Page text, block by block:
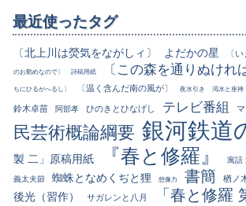
最近使ったタグ
〔北上川は熒気をながしィ〕 よだかの星 〔
のお勤めなので〕 詩稿用紙 〔この森を通りぬけれ
ちにひるがへるし〕 〔温く含んだ南の風が〕 夜水引き 渇水と座禅
鈴木卓苗 阿部孝 ひのきとひなげし テレビ番組
民芸術概論綱要 銀河鉄道
製 二」原稿用紙
『春と修羅』 寓話
義太夫節 蜘蛛となめくぢと狸 想像力 書簡 楢ノ
後光（習作）
サガレンと八月 「春と修羅